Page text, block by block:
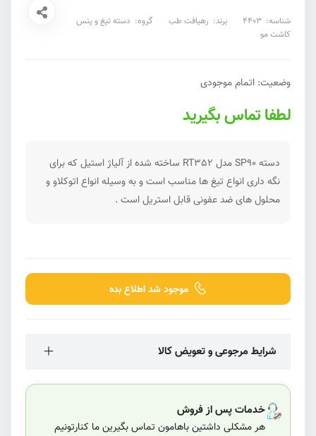
شناسه: 4403 برند: رهیافت طب گروه: دسته تیغ و پنس
کاشت مو
وضعیت: اتمام موجودی
لطفا تماس بگیرید
دسته SP90 مدل RT352 ساخته شده از آلیاژ استیل که برای
نگه داری انواع تیغ ها مناسب است و به وسیله انواع اتوکلاو و
محلول های ضد عفونی قابل استریل است .
موجود شد اطلاع بده
شرایط مرجوعی و تعویض کالا
خدمات پس از فروش
هر مشکلی داشتین باهامون تماس بگیرین ما کنارتونیم